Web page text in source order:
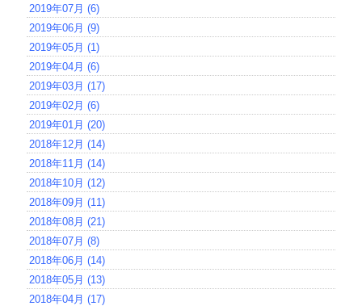
2019年07月 (6)
2019年06月 (9)
2019年05月 (1)
2019年04月 (6)
2019年03月 (17)
2019年02月 (6)
2019年01月 (20)
2018年12月 (14)
2018年11月 (14)
2018年10月 (12)
2018年09月 (11)
2018年08月 (21)
2018年07月 (8)
2018年06月 (14)
2018年05月 (13)
2018年04月 (17)